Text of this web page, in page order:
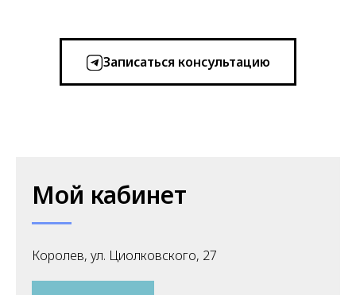
Записаться консультацию
Мой кабинет
Королев, ул. Циолковского, 27